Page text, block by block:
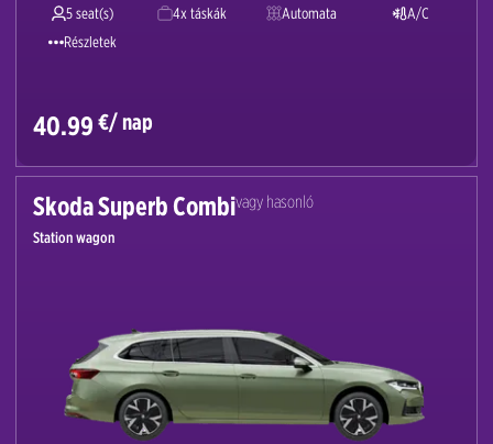
5 seat(s) 4x táskák Automata
A/C
Részletek
40.99 €/ nap
Skoda Superb Combivagy hasonló
Station wagon